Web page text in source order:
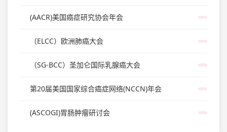
(AACR)美国癌症研究协会年会
（ELCC）欧洲肺癌大会
（SG-BCC）圣加仑国际乳腺癌大会
第20届美国国家综合癌症网络(NCCN)年会
(ASCOGI)胃肠肿瘤研讨会